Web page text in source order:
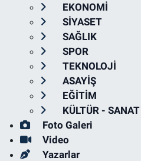
EKONOMİ
SİYASET
SAĞLIK
SPOR
TEKNOLOJİ
ASAYİŞ
EĞİTİM
KÜLTÜR - SANAT
Foto Galeri
Video
Yazarlar